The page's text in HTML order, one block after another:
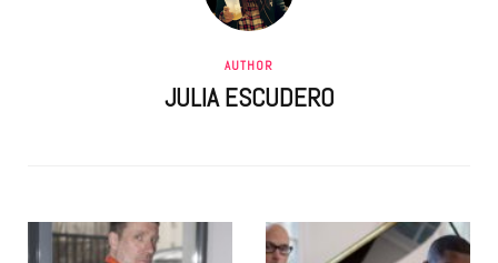
AUTHOR
JULIA ESCUDERO